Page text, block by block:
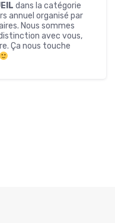
dans la catégorie
annuel organisé par
Nous sommes
avec vous,
Ça nous touche